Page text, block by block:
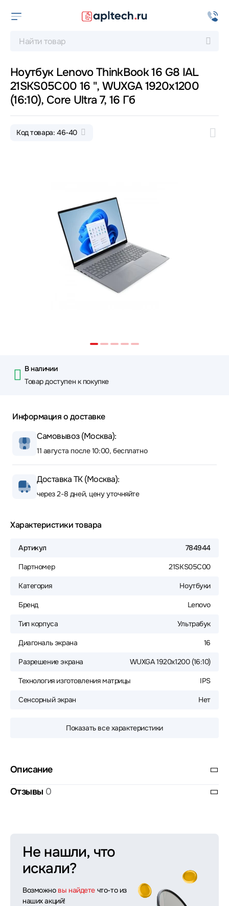
Ноутбук Lenovo ThinkBook 16 G8 IAL
21SKS05C00 16 ", WUXGA 1920x1200
(16:10), Core Ultra 7, 16 Гб
Код товара: 46-40
В наличии
Товар доступен к покупке
Информация о доставке
Самовывоз (Москва):
11 августа после 10:00, бесплатно
Доставка ТК (Москва):
через 2-8 дней, цену уточняйте
Характеристики товара
Артикул 784944
Партномер 21SKS05C00
Категория Ноутбуки
Бренд Lenovo
Тип корпуса Ультрабук
Диагональ экрана 16
Разрешение экрана WUXGA 1920x1200 (16:10)
Технология изготовления матрицы IPS
Сенсорный экран Нет
Показать все характеристики
Описание
Отзывы 0
Не нашли, что
искали?
Возможно вы найдете что-то из
наших акций!